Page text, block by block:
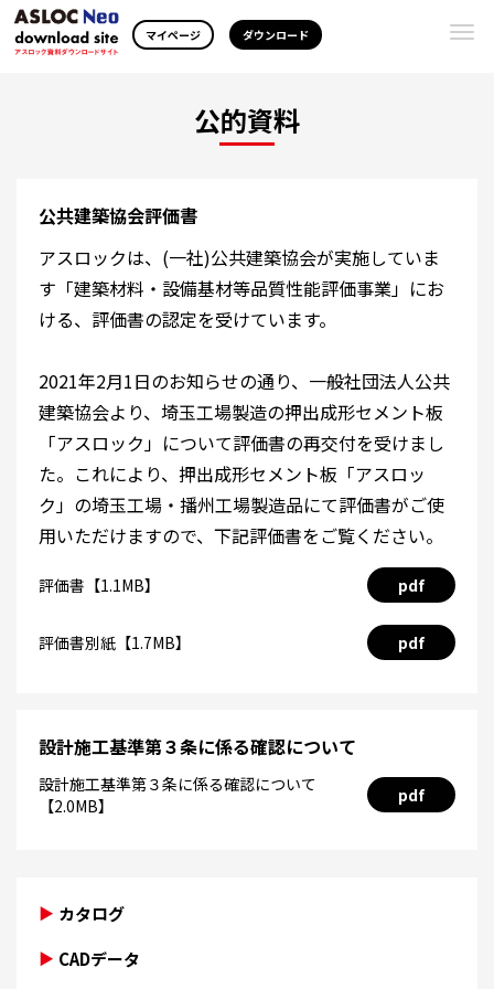
マイページ ダウンロード
公的資料
公共建築協会評価書
アスロックは、(一社)公共建築協会が実施していま
す「建築材料・設備基材等品質性能評価事業」にお
ける、評価書の認定を受けています。
2021年2月1日のお知らせの通り、一般社団法人公共
建築協会より、埼玉工場製造の押出成形セメント板
「アスロック」について評価書の再交付を受けまし
た。これにより、押出成形セメント板「アスロッ
ク」の埼玉工場・播州工場製造品にて評価書がご使
用いただけますので、下記評価書をご覧ください。
評価書【1.1MB】 pdf
評価書別紙【1.7MB】 pdf
設計施工基準第３条に係る確認について
設計施工基準第３条に係る確認について
【2.0MB】
pdf
カタログ
CADデータ